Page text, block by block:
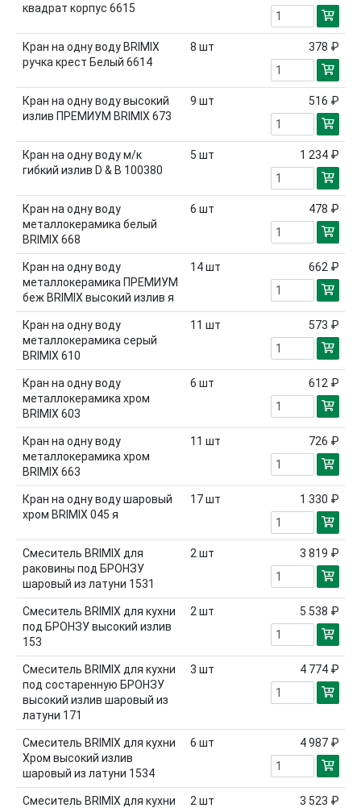
квадрат корпус 6615
Кран на одну воду BRIMIX
ручка крест Белый 6614
8 шт 378 ₽
Кран на одну воду высокий
излив ПРЕМИУМ BRIMIX 673
9 шт 516 ₽
Кран на одну воду м/к
гибкий излив D & B 100380
5 шт 1 234 ₽
Кран на одну воду
металлокерамика белый
BRIMIX 668
6 шт 478 ₽
Кран на одну воду
металлокерамика ПРЕМИУМ
беж BRIMIX высокий излив я
14шт 662 ₽
Кран на одну воду
металлокерамика серый
BRIMIX 610
11 шт 573 ₽
Кран на одну воду
металлокерамика хром
BRIMIX 603
6 шт 612 ₽
Кран на одну воду
металлокерамика хром
BRIMIX 663
11 шт 726 ₽
Кран на одну воду шаровый
хром BRIMIX 045 я
17шт 1 330 ₽
Смеситель BRIMIX для
раковины под БРОНЗУ
шаровый из латуни 1531
2 шт 3 819 ₽
Смеситель BRIMIX для кухни
под БРОНЗУ высокий излив
153
2 шт 5 538 ₽
Смеситель BRIMIX для кухни
под состаренную БРОНЗУ
высокий излив шаровый из
латуни 171
3 шт 4 774 ₽
Смеситель BRIMIX для кухни
Хром высокий излив
шаровый из латуни 1534
6 шт 4 987 ₽
Смеситель BRIMIX для кухни
2 шт 3 523 ₽